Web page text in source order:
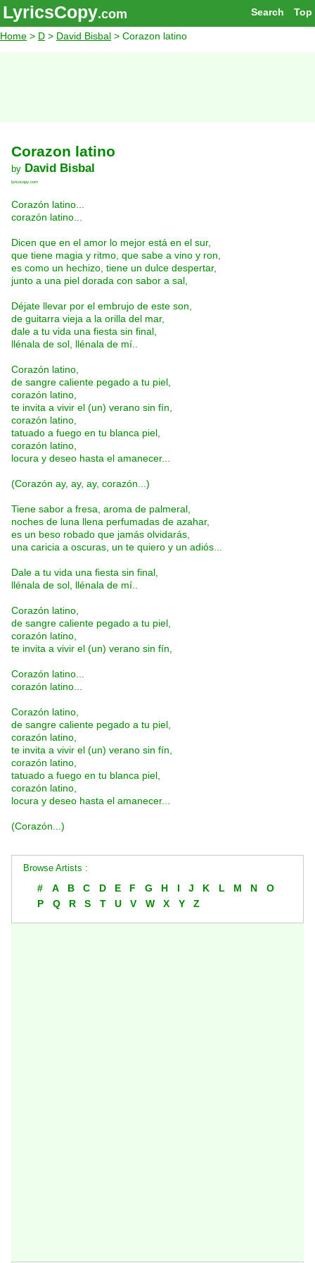
Top
Search
LyricsCopy.com
Home > D > David Bisbal > Corazon latino
Corazon latino
by David Bisbal
lyricscopy.com
Corazón latino...
corazón latino...
Dicen que en el amor lo mejor está en el sur,
que tiene magia y ritmo, que sabe a vino y ron,
es como un hechizo, tiene un dulce despertar,
junto a una piel dorada con sabor a sal,
Déjate llevar por el embrujo de este son,
de guitarra vieja a la orilla del mar,
dale a tu vida una fiesta sin final,
llénala de sol, llénala de mí..
Corazón latino,
de sangre caliente pegado a tu piel,
corazón latino,
te invita a vivir el (un) verano sin fín,
corazón latino,
tatuado a fuego en tu blanca piel,
corazón latino,
locura y deseo hasta el amanecer...
(Corazón ay, ay, ay, corazón...)
Tiene sabor a fresa, aroma de palmeral,
noches de luna llena perfumadas de azahar,
es un beso robado que jamás olvidarás,
una caricia a oscuras, un te quiero y un adiós...
Dale a tu vida una fiesta sin final,
llénala de sol, llénala de mí..
Corazón latino,
de sangre caliente pegado a tu piel,
corazón latino,
te invita a vivir el (un) verano sin fín,
Corazón latino...
corazón latino...
Corazón latino,
de sangre caliente pegado a tu piel,
corazón latino,
te invita a vivir el (un) verano sin fín,
corazón latino,
tatuado a fuego en tu blanca piel,
corazón latino,
locura y deseo hasta el amanecer...
(Corazón...)
Browse Artists :
# A B C D E F G H I J K L M N
O
P
Q R S T U V W X Y Z